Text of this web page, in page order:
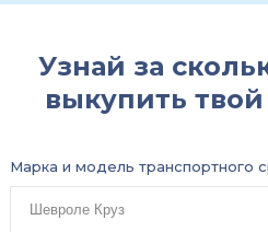
Узнай за
выкупить
Марка и модель транспортного